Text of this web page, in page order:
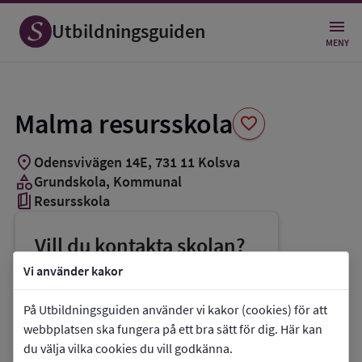
Vi använder kakor
På Utbildningsguiden använder vi kakor (cookies) för att
webbplatsen ska fungera på ett bra sätt för dig. Här kan
du välja vilka cookies du vill godkänna.
Utbildningsguiden MENY
Malma resursskola favorite
Spara
som
favorit
location_on Odensvivägen 14E, 731 11 Kolsva
categoryGrundskola, Kommunal
book_5 Resursskola
Vill du kontakta skolan?
phoneTelefon:0221-25695
E-post: johan.hallberg@koping.se
link Webbplats:Malma resursskola